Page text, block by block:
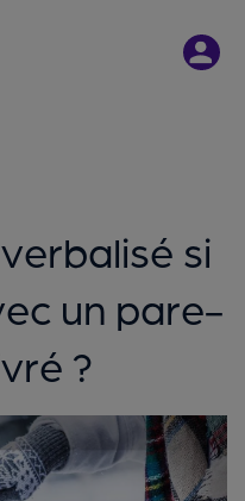
si
un pare-
?